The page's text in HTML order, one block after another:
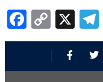
Facebook
Copy
Link
X